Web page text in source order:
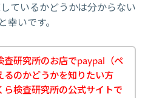
ているかどうかは分からない
いです。
査研究所のお店でpaypal（ペ
るのかどうかを知りたい方
ら検査研究所の公式サイトで